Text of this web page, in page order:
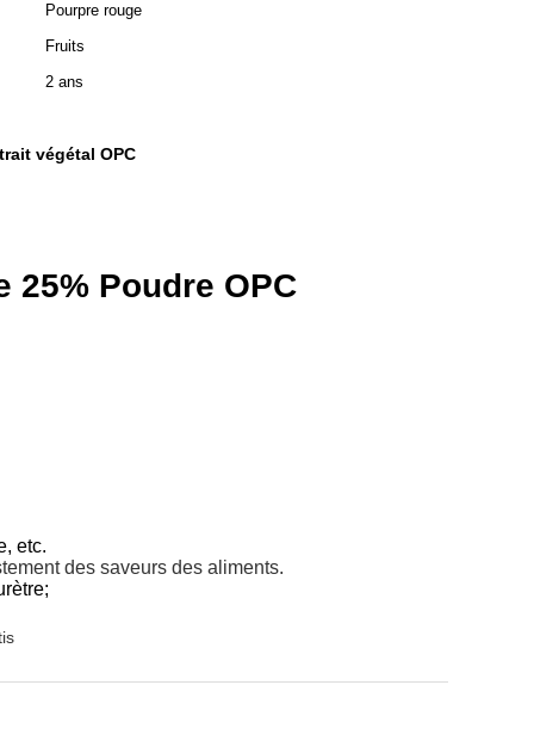
Pourpre rouge
Fruits
2 ans
végétal OPC
Poudre OPC
etc.
des saveurs des aliments.